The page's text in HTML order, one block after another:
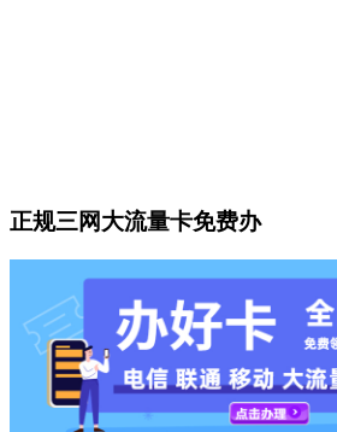
正规三网大流量卡免费办